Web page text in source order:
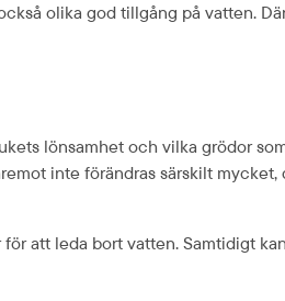
olika god tillgång på vatten.
lönsamhet och vilka grödor
inte förändras särskilt
att leda bort vatten. Samtidigt